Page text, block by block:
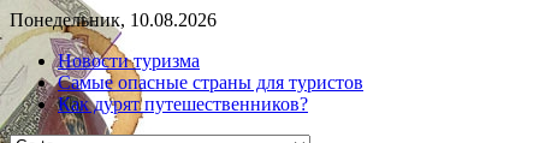
Понедельник, 10.08.2026
Новости туризма
Самые опасные страны для туристов
Как дурят путешественников?